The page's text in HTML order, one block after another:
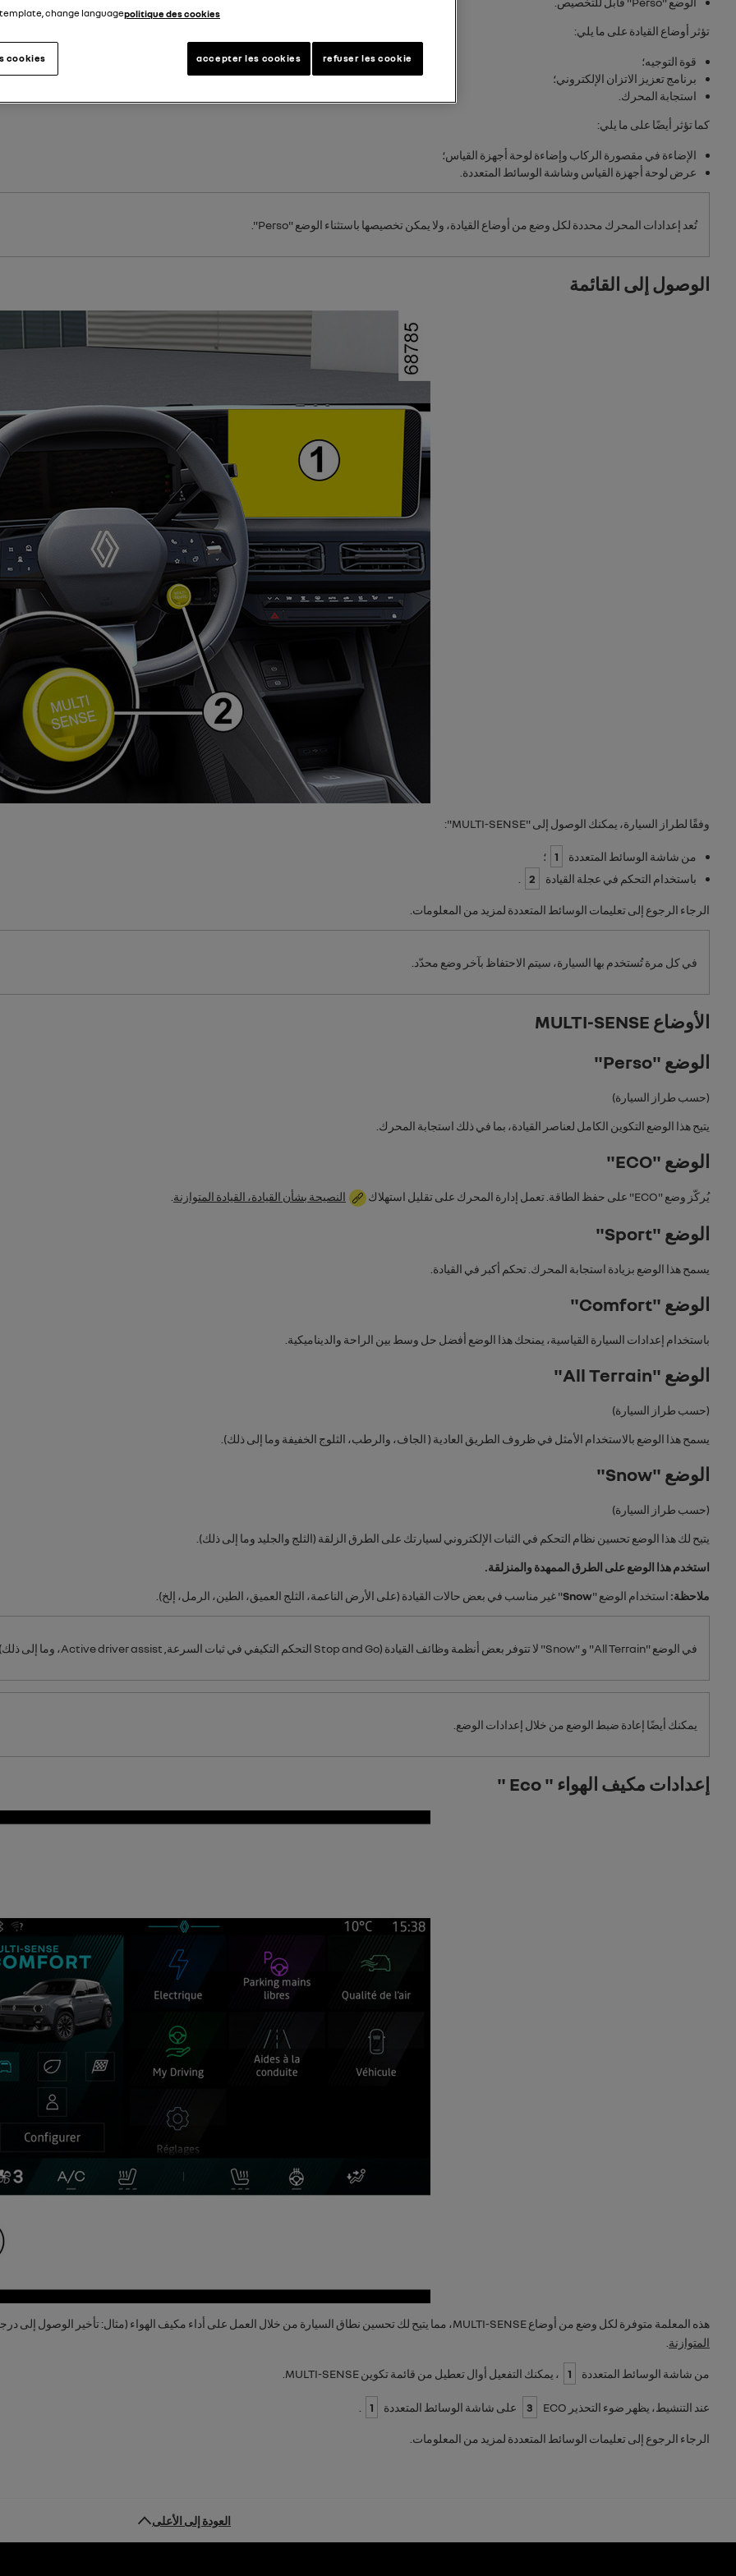
تؤثر أوضاع القيادة على ما يلي:
قوة التوجيه؛
برنامج تعزيز الاتزان الإلكتروني؛
استجابة المحرك.
كما تؤثر أيضًا على ما يلي:
الإضاءة في مقصورة الركاب وإضاءة لوحة أجهزة القياس؛
عرض لوحة أجهزة القياس وشاشة الوسائط المتعددة.
تُعد إعدادات المحرك محددة لكل وضع من أوضاع القيادة، ولا يمكن تخصيصها باستثناء الوضع "Perso
".
الوصول إلى القائمة
وفقًا لطراز السيارة، يمكنك الوصول إلى "MULTI-SENSE
":
من شاشة الوسائط المتعددة 1 ؛
باستخدام التحكم في عجلة القيادة
2
الرجاء الرجوع إلى تعليمات الوسائط المتعددة لمزيد من المعلومات.
في كل مرة تُستخدم بها السيارة، سيتم الاحتفاظ بآخر وضع محدّد.
الأوضاع MULTI-SENSE
الوضع "Perso
"
(حسب طراز السيارة)
يتيح هذا الوضع التكوين الكامل لعناصر القيادة، بما في ذلك استجابة المحرك.
الوضع "ECO
"
يُركّز وضع "ECO" على حفظ الطاقة. تعمل إدارة المحرك على تقليل استهلاك النصيحة بشأن القيادة، القيادة المتوازنة
الوضع "Sport
"
يسمح هذا الوضع بزيادة استجابة المحرك. تحكم أكبر في القيادة.
الوضع "Comfort
"
باستخدام إعدادات السيارة القياسية، يمنحك هذا الوضع أفضل حل وسط بين الراحة والديناميكية.
الوضع "All Terrain
"
(حسب طراز السيارة)
يسمح هذا الوضع بالاستخدام الأمثل في ظروف الطريق العادية ( الجاف، والرطب، الثلوج الخفيفة وما إلى ذلك).
الوضع "Snow
"
(حسب طراز السيارة)
يتيح لك هذا الوضع تحسين نظام التحكم في الثبات الإلكتروني لسيارتك على الطرق الزلقة (الثلج والجليد وما إلى ذلك).
استخدم هذا الوضع على الطرق الممهدة والمنزلقة.
ملاحظة: استخدام الوضع "Snow" غير مناسب في بعض حالات القيادة (على الأرض الناعمة، الثلج العميق، الطين، الرمل، إلخ).
في الوضع "All Terrain" و "Snow" لا تتوفر بعض أنظمة وظائف القيادة (Stop and Go التحكم التكيفي في ثبات السرعة, Active driver assist، وما إلى
يمكنك أيضًا إعادة ضبط الوضع من خلال إعدادات الوضع.
إعدادات مكيف الهواء " Eco "
هذه المعلمة متوفرة لكل وضع من أوضاعMULTI-SENSE، مما يتيح لك تحسين نطاق السيارة من خلال العمل على أداء مكيف الهواء (مثال: تأخير الوصول إلى
المتوازنة
من شاشة الوسائط المتعددة 1 ، يمكنك التفعيل أوال تعطيل من قائمة تكوينMULTI-SENSE
عند التنشيط، يظهر ضوء التحذير ECO
3 على شاشة الوسائط المتعددة 1
الرجاء الرجوع إلى تعليمات الوسائط المتعددة لمزيد من المعلومات.
العودة إلى الأعلى
change languagepolitique des cookies
refuser les cookie
accepter les cookies
cookies